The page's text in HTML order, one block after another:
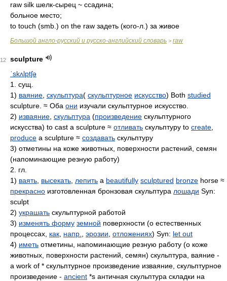
raw silk шелк-сырец ~ ссадина;
больное место;
to touch (smb.) on the raw задеть (кого-л.) за живое
Большой англо-русский и русско-английский словарь > raw
12
sculpture
ˈskʌlptʃə
1. сущ.
1) ваяние скульптура( скульптурное искусство) Both studied
sculpture. ≈ Оба они изучали скульптурное искусство.
2) изваяние скульптура (произведение скульптурного
искусства) to cast a sculpture ≈ отливать скульптуру to create
produce a sculpture ≈ создавать скульптуру
3) отметины на коже животных, поверхности растений, семян
(напоминающие резную работу)
2. гл.
1) ваять высекать лепить a beautifully sculptured bronze horse ≈
прекрасно изготовленная бронзовая скульптура лошади Syn:
sculpt
2) украшать скульптурной работой
3) изменять форму земной поверхности (о естественных
процессах, как напр. эрозии отложениях) Syn: let out
4) иметь отметины, напоминающие резную работу (о коже
животных, поверхности растений, семян) скульптура, ваяние -
a work of * скульптурное произведение изваяние, скульптурное
произведение - ancient *s античная скульптура складки на